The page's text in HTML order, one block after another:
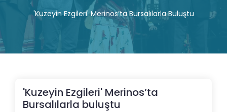
'Kuzeyin Ezgileri' Merinos’ta Bursalılarla Buluştu
'Kuzeyin Ezgileri' Merinos’ta
Bursalılarla buluştu